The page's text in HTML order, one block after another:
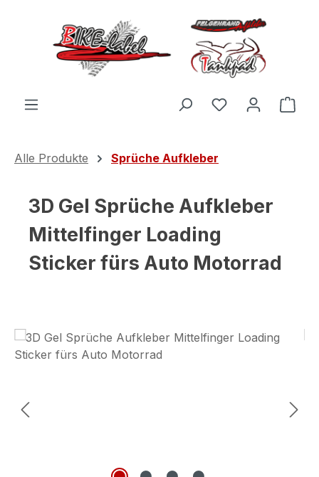
Zum Hauptinhalt springen
Du hast 0
Alle Produkte Sprüche Aufkleber
3D Gel Sprüche Aufkleber
Mittelfinger Loading
Sticker fürs Auto Motorrad
Bildergalerie überspringen